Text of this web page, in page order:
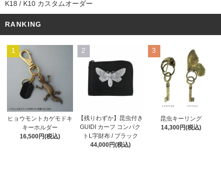
K18 / K10 カスタムオーダー
RANKING
1
ヒョウモントカゲモドキ
キーホルダー
16,500円(税込)
2
【残りわずか】昆虫付き
GUIDI カーフ コンパク
トL字財布 / ブラック
44,000円(税込)
3
昆虫キーリング
14,300円(税込)